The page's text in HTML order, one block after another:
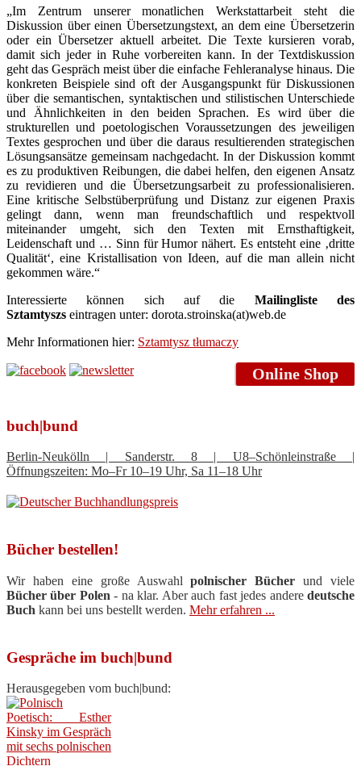
„Im Zentrum unserer monatlichen Werkstattarbeit steht die
Diskussion über einen Übersetzungstext, an dem eine Übersetzerin
oder ein Übersetzer aktuell arbeitet. Die Texte kursieren vorab,
damit sich jeder in Ruhe vorbereiten kann. In der Textdiskussion
geht das Gespräch meist über die einfache Fehleranalyse hinaus. Die
konkreten Beispiele sind oft der Ausgangspunkt für Diskussionen
über die semantischen, syntaktischen und stilistischen Unterschiede
und Ähnlichkeiten in den beiden Sprachen. Es wird über die
strukturellen und poetologischen Voraussetzungen des jeweiligen
Textes gesprochen und über die daraus resultierenden strategischen
Lösungsansätze gemeinsam nachgedacht. In der Diskussion kommt
es zu produktiven Reibungen, die dabei helfen, den eigenen Ansatz
zu revidieren und die Übersetzungsarbeit zu professionalisieren.
Eine kritische Selbstüberprüfung und Distanz zur eigenen Praxis
gelingt dann, wenn man freundschaftlich und respektvoll
miteinander umgeht, sich den Texten mit Ernsthaftigkeit,
Leidenschaft und … Sinn für Humor nähert. Es entsteht eine ‚dritte
Qualität‘, eine Kristallisation von Ideen, auf die man allein nicht
gekommen wäre.“
Interessierte können sich auf die Mailingliste des
Sztamtyszs eintragen unter: dorota.stroinska(at)web.de
Mehr Informationen hier: Sztamtysz tłumaczy
Online Shop
buch|bund
Berlin-Neukölln | Sanderstr. 8 | U8–Schönleinstraße |
Öffnungszeiten: Mo–Fr 10–19 Uhr, Sa 11–18 Uhr
Bücher bestellen!
Wir haben eine große Auswahlpolnischer Bücher und viele
Bücher über Polen - na klar. Aber auch fast jedes anderedeutsche
Buch kann bei uns bestellt werden. Mehr erfahren ...
Gespräche im buch|bund
Herausgegeben vom buch|bund: